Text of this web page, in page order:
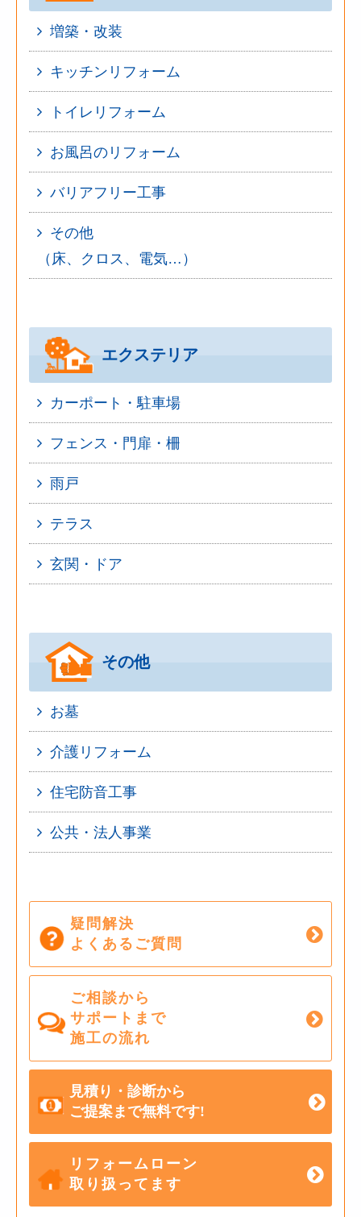
増築・改装
キッチンリフォーム
トイレリフォーム
お風呂のリフォーム
バリアフリー工事
その他
（床、クロス、電気…）
エクステリア
カーポート・駐車場
フェンス・門扉・柵
雨戸
テラス
玄関・ドア
その他
お墓
介護リフォーム
住宅防音工事
公共・法人事業
疑問解決
よくあるご質問
ご相談から
サポートまで
施工の流れ
見積り・診断から
ご提案まで無料です!
リフォームローン
取り扱ってます